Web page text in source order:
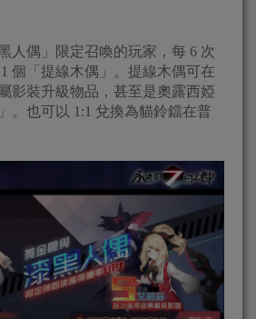
人偶」限定召喚的玩家，每 6 次
個「提線木偶」。提線木偶可在
影裝升級物品，甚至是奧露西婭
。也可以 1:1 兌換為貓鈴鐺在普